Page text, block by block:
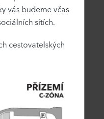
vás budeme včas
sítích.
cestovatelských